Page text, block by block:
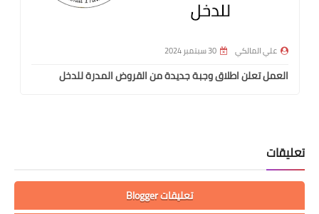
علي المالكي 30 سبتمبر 2024
العمل تعلن اطلاق وجبة جديدة من القروض المدرة للدخل
تعليقات
تعليقات Blogger